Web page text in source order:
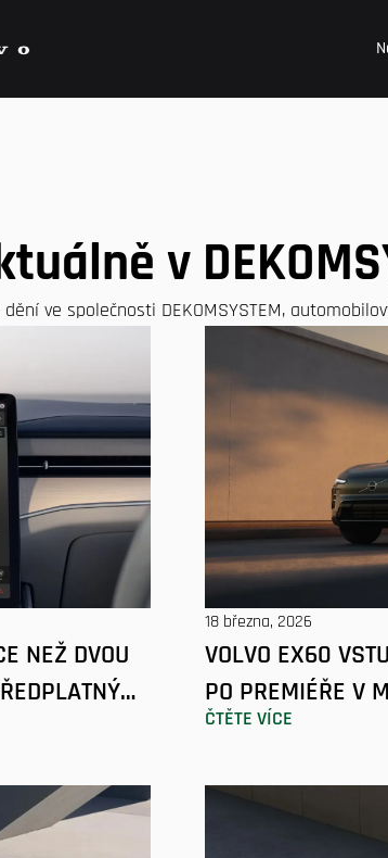
v
ve společnosti DEKOMSYSTEM,
NEŽ DVOU
18 března, 2026
VOLVO EX60
PO PREMIÉŘE V
ČTĚTE VÍCE